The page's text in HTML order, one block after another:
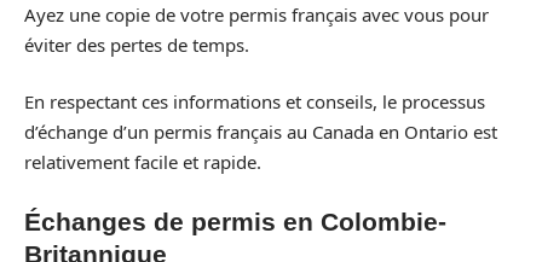
Ayez une copie de votre permis français avec vous pour
éviter des pertes de temps.
En respectant ces informations et conseils, le processus
d’échange d’un permis français au Canada en Ontario est
relativement facile et rapide.
Échanges de permis en Colombie-
Britannique